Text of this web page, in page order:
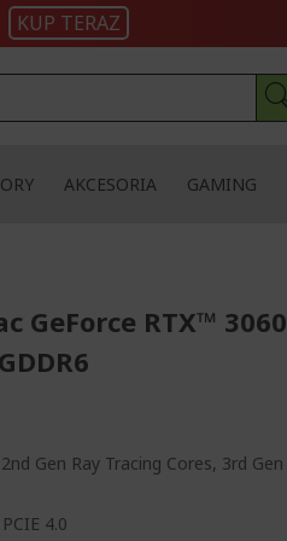
KUP TERAZ
AKCESORIA GAMING
GeForce RTX™ 3060
Gen Ray Tracing Cores, 3rd Gen
4.0